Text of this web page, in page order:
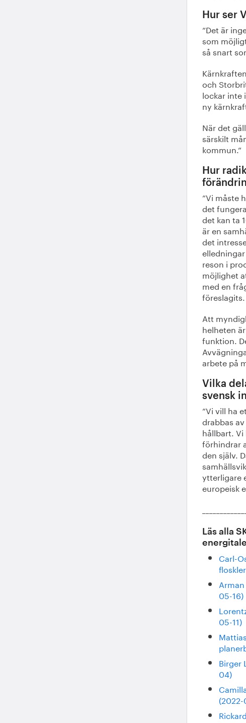
Hur ser
”Det är
som
så snart
och
lockar inte
ny
När det
särskilt
kommun.”
Hur
”Vi måste
det
det kan ta
är en
det
reson i
möjlighet
med en
föreslagits.
Att
helheten
funktion.
arbete på
Vilka
svensk
”Vi vill ha
drabbas
hållbart.
förhindrar
den själv.
ytterligare
europeisk
Läs alla
Carl-
05-16)
05-11)
Birger
04)